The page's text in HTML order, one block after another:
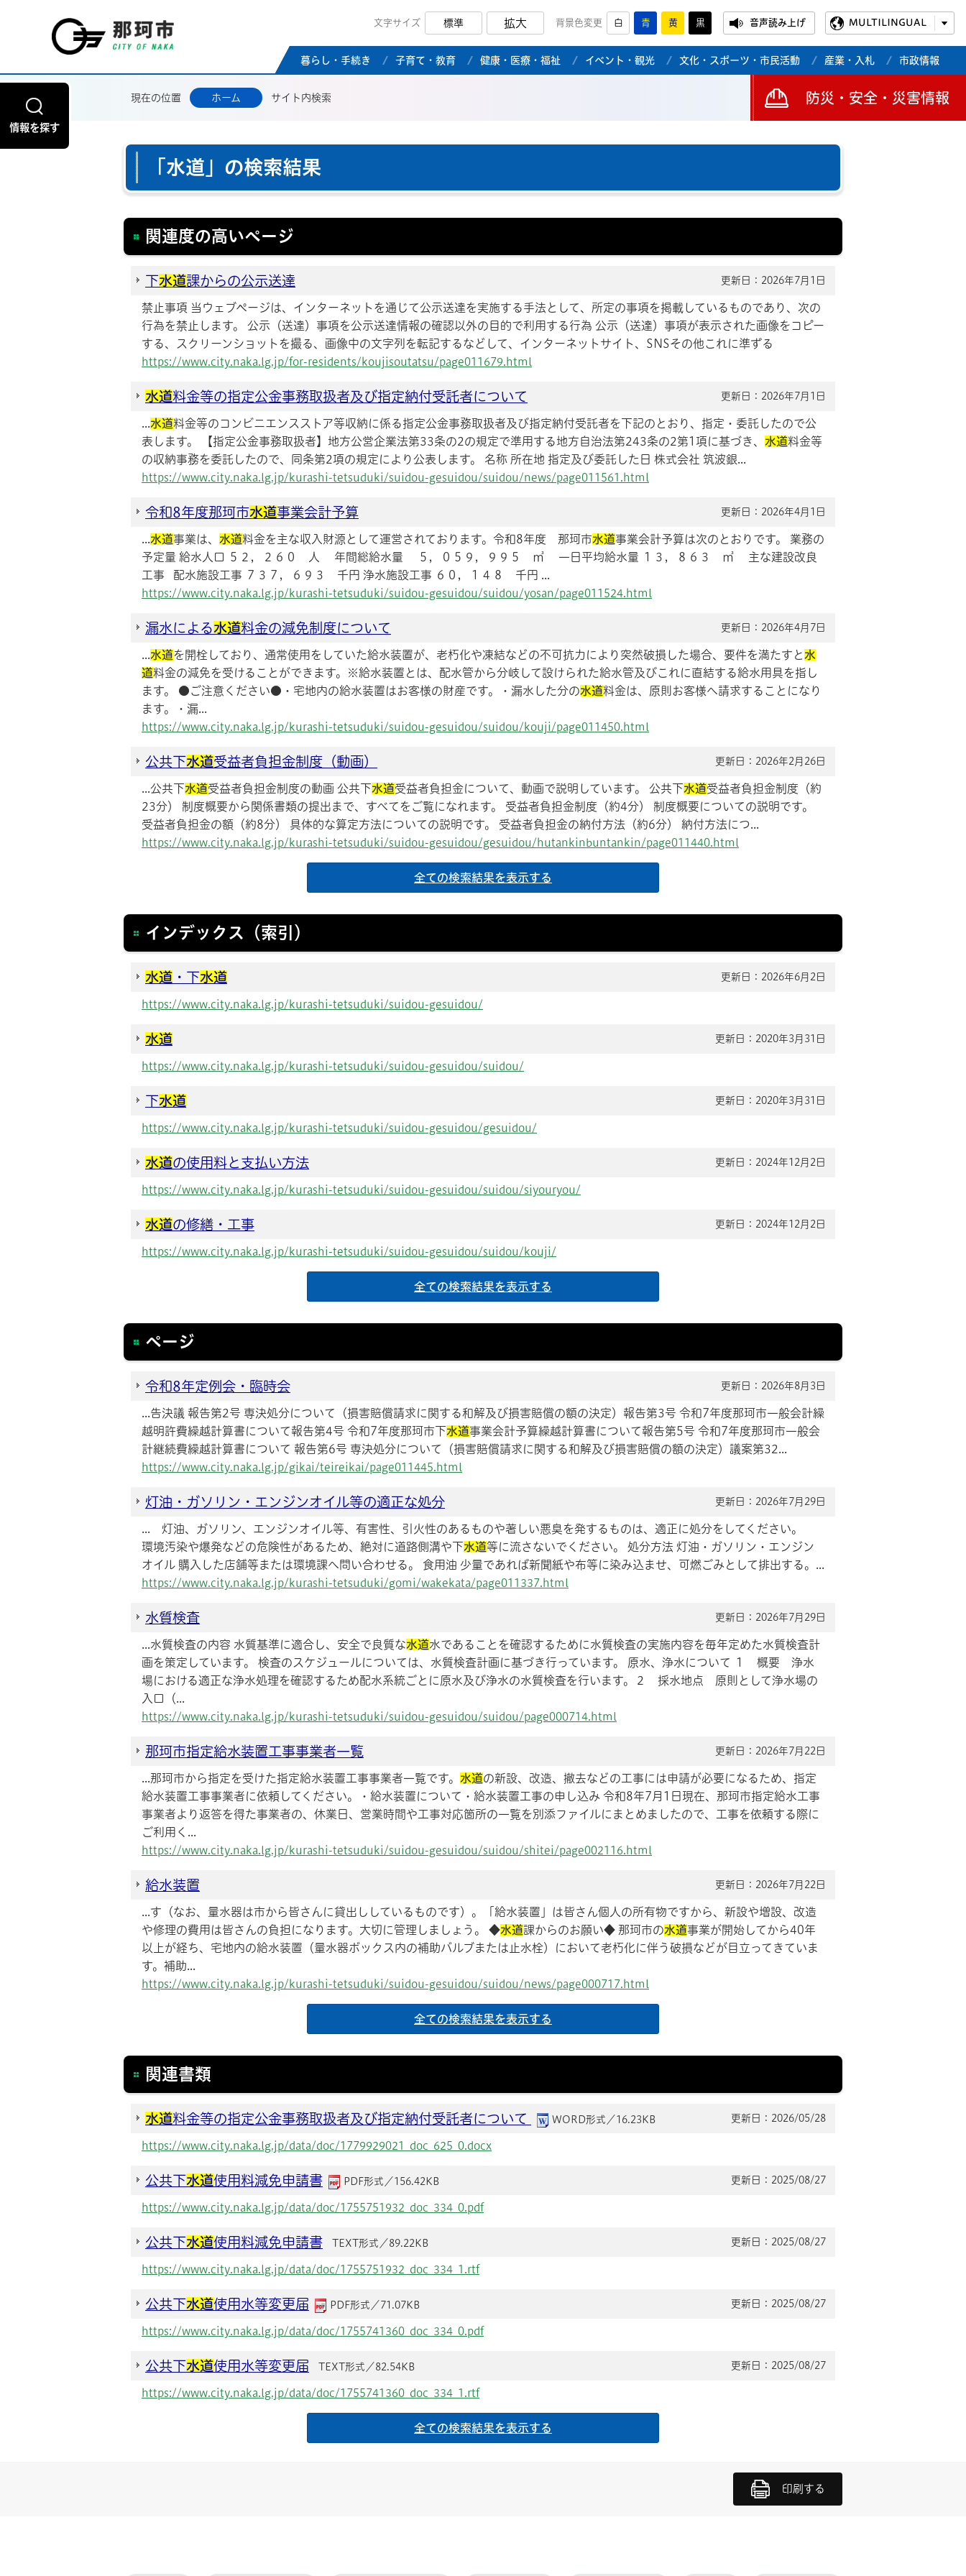
那珂市公式ホームページ
文字サイズ 標準 拡大 背景色変更 白 青 黄 黒 音声読み上げ MULTILINGUAL
暮らし・手続き 子育て・教育 健康・医療・福祉 イベント・観光 文化・スポーツ・市民活動 産業・入札 市政情報
情報を探す
現在の位置 ホーム サイト内検索 防災・安全・災害情報
「水道」の検索結果
関連度の高いページ
下水道課からの公示送達 更新日：2026年7月1日
禁止事項 当ウェブページは、インターネットを通じて公示送達を実施する手法として、所定の事項を掲載しているものであり、次の
行為を禁止します。 公示（送達）事項を公示送達情報の確認以外の目的で利用する行為 公示（送達）事項が表示された画像をコピー
する、スクリーンショットを撮る、画像中の文字列を転記するなどして、インターネットサイト、SNSその他これに準ずる
https://www.city.naka.lg.jp/for-residents/koujisoutatsu/page011679.html
水道料金等の指定公金事務取扱者及び指定納付受託者について 更新日：2026年7月1日
水道料金等のコンビニエンスストア等収納に係る指定公金事務取扱者及び指定納付受託者を下記のとおり、指定・委託したので公
表します。 【指定公金事務取扱者】地方公営企業法第33条の2の規定で準用する地方自治法第243条の2第1項に基づき、 水道料金等
の収納事務を委託したので、同条第2項の規定により公表します。 名称 所在地 指定及び委託した日 株式会社 筑波銀...
https://www.city.naka.lg.jp/kurashi-tetsuduki/suidou-gesuidou/suidou/news/page011561.html
令和8年度那珂市水道事業会計予算 更新日：2026年4月1日
水道事業は、 水道料金を主な収入財源として運営されております。令和8年度 那珂市水道事業会計予算は次のとおりです。 業務の
予定量 給水人口 ５２，２６０ 人 年間総給水量 ５，０５９，９９５ ㎥ 一日平均給水量 １３，８６３ ㎥ 主な建設改良
工事 配水施設工事 ７３７，６９３ 千円 浄水施設工事 ６０，１４８ 千円 ...
https://www.city.naka.lg.jp/kurashi-tetsuduki/suidou-gesuidou/suidou/yosan/page011524.html
漏水による水道料金の減免制度について 更新日：2026年4月7日
水道を開栓しており、通常使用をしていた給水装置が、老朽化や凍結などの不可抗力により突然破損した場合、要件を満たすと 水
道料金の減免を受けることができます。※給水装置とは、配水管から分岐して設けられた給水管及びこれに直結する給水用具を指し
ます。 ●ご注意ください●・宅地内の給水装置はお客様の財産です。・漏水した分の水道料金は、原則お客様へ請求することになり
ます。・漏...
https://www.city.naka.lg.jp/kurashi-tetsuduki/suidou-gesuidou/suidou/kouji/page011450.html
公共下水道受益者負担金制度（動画） 更新日：2026年2月26日
...公共下水道受益者負担金制度の動画 公共下水道受益者負担金について、動画で説明しています。 公共下水道受益者負担金制度（約
23分） 制度概要から関係書類の提出まで、すべてをご覧になれます。 受益者負担金制度（約4分） 制度概要についての説明です。
受益者負担金の額（約8分） 具体的な算定方法についての説明です。 受益者負担金の納付方法（約6分） 納付方法につ...
https://www.city.naka.lg.jp/kurashi-tetsuduki/suidou-gesuidou/gesuidou/hutankinbuntankin/page011440.html
インデックス（索引）
水道 ・下水道 更新日：2026年6月2日
https://www.city.naka.lg.jp/kurashi-tetsuduki/suidou-gesuidou/
水道 更新日：2020年3月31日
https://www.city.naka.lg.jp/kurashi-tetsuduki/suidou-gesuidou/suidou/
下水道 更新日：2020年3月31日
https://www.city.naka.lg.jp/kurashi-tetsuduki/suidou-gesuidou/gesuidou/
水道の使用料と支払い方法 更新日：2024年12月2日
https://www.city.naka.lg.jp/kurashi-tetsuduki/suidou-gesuidou/suidou/siyouryou/
水道の修繕・工事 更新日：2024年12月2日
https://www.city.naka.lg.jp/kurashi-tetsuduki/suidou-gesuidou/suidou/kouji/
ページ
令和8年定例会・臨時会 更新日：2026年8月3日
...告決議 報告第2号 専決処分について（損害賠償請求に関する和解及び損害賠償の額の決定）報告第3号 令和7年度那珂市一般会計繰
越明許費繰越計算書について報告第4号 令和7年度那珂市下水道事業会計予算繰越計算書について報告第5号 令和7年度那珂市一般会
計継続費繰越計算書について 報告第6号 専決処分について（損害賠償請求に関する和解及び損害賠償の額の決定）議案第32...
https://www.city.naka.lg.jp/gikai/teireikai/page011445.html
灯油・ガソリン・エンジンオイル等の適正な処分 更新日：2026年7月29日
... 灯油、ガソリン、エンジンオイル等、有害性、引火性のあるものや著しい悪臭を発するものは、適正に処分をしてください。
環境汚染や爆発などの危険性があるため、絶対に道路側溝や下水道等に流さないでください。 処分方法 灯油・ガソリン・エンジン
オイル 購入した店舗等または環境課へ問い合わせる。 食用油 少量であれば新聞紙や布等に染み込ませ、可燃ごみとして排出する。...
https://www.city.naka.lg.jp/kurashi-tetsuduki/gomi/wakekata/page011337.html
水質検査 更新日：2026年7月29日
...水質検査の内容 水質基準に適合し、安全で良質な水道水であることを確認するために水質検査の実施内容を毎年定めた水質検査計
画を策定しています。 検査のスケジュールについては、水質検査計画に基づき行っています。 原水、浄水について １ 概要 浄水
場における適正な浄水処理を確認するため配水系統ごとに原水及び浄水の水質検査を行います。２ 採水地点 原則として浄水場の
入口（...
https://www.city.naka.lg.jp/kurashi-tetsuduki/suidou-gesuidou/suidou/page000714.html
那珂市指定給水装置工事事業者一覧 更新日：2026年7月22日
...那珂市から指定を受けた指定給水装置工事事業者一覧です。 水道の新設、改造、撤去などの工事には申請が必要になるため、指定
給水装置工事事業者に依頼してください。・給水装置について・給水装置工事の申し込み 令和8年7月1日現在、那珂市指定給水工事
事業者より返答を得た事業者の、休業日、営業時間や工事対応箇所の一覧を別添ファイルにまとめましたので、工事を依頼する際に
ご利用く...
https://www.city.naka.lg.jp/kurashi-tetsuduki/suidou-gesuidou/suidou/shitei/page002116.html
給水装置 更新日：2026年7月22日
...す（なお、量水器は市から皆さんに貸出ししているものです）。「給水装置」は皆さん個人の所有物ですから、新設や増設、改造
や修理の費用は皆さんの負担になります。大切に管理しましょう。 ◆水道課からのお願い◆ 那珂市の水道事業が開始してから40年
以上が経ち、宅地内の給水装置（量水器ボックス内の補助バルブまたは止水栓）において老朽化に伴う破損などが目立ってきていま
す。補助...
https://www.city.naka.lg.jp/kurashi-tetsuduki/suidou-gesuidou/suidou/news/page000717.html
関連書類
水道料金等の指定公金事務取扱者及び指定納付受託者について WORD形式／16.23KB 更新日：2026/05/28
https://www.city.naka.lg.jp/data/doc/1779929021_doc_625_0.docx
公共下水道使用料減免申請書 PDF形式／156.42KB 更新日：2025/08/27
https://www.city.naka.lg.jp/data/doc/1755751932_doc_334_0.pdf
公共下水道使用料減免申請書 TEXT形式／89.22KB 更新日：2025/08/27
https://www.city.naka.lg.jp/data/doc/1755751932_doc_334_1.rtf
公共下水道使用水等変更届 PDF形式／71.07KB 更新日：2025/08/27
https://www.city.naka.lg.jp/data/doc/1755741360_doc_334_0.pdf
公共下水道使用水等変更届 TEXT形式／82.54KB 更新日：2025/08/27
https://www.city.naka.lg.jp/data/doc/1755741360_doc_334_1.rtf
印刷する